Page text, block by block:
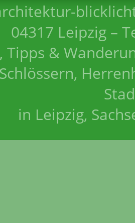
04317 Leipzig –
Tipps &
in Leipzig,